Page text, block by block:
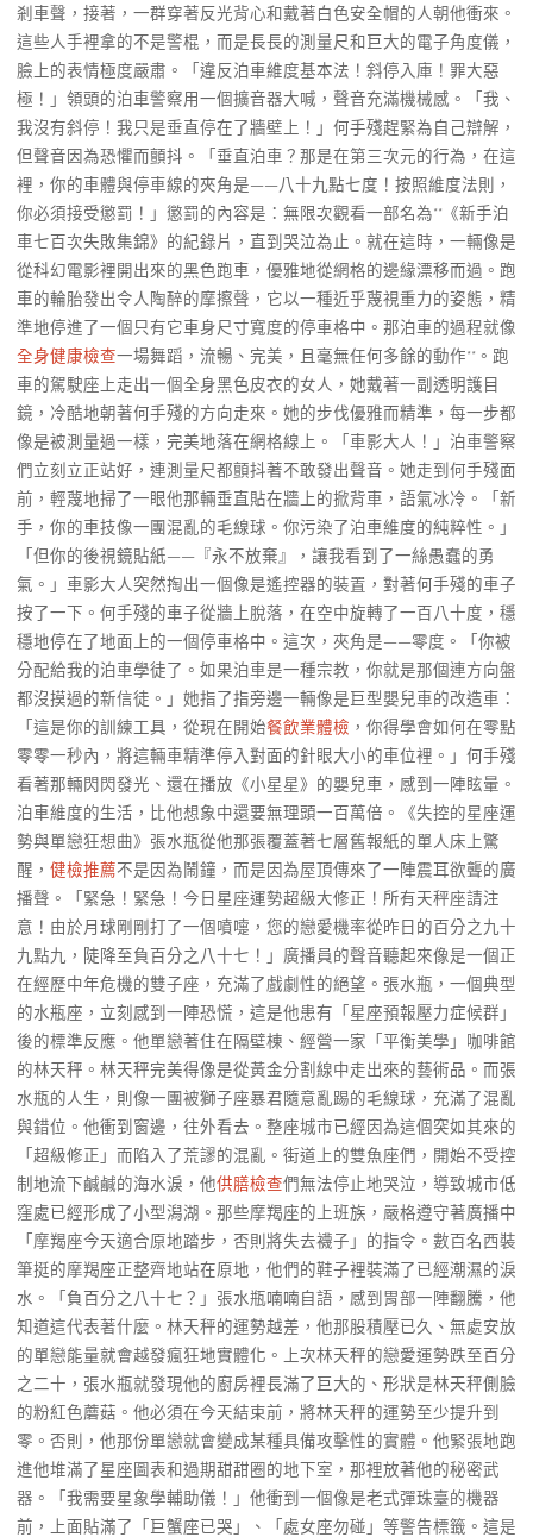
剎車聲，接著，一群穿著反光背心和戴著白色安全帽的人朝他衝來。
這些人手裡拿的不是警棍，而是長長的測量尺和巨大的電子角度儀，
臉上的表情極度嚴肅。「違反泊車維度基本法！斜停入庫！罪大惡
極！」領頭的泊車警察用一個擴音器大喊，聲音充滿機械感。「我、
我沒有斜停！我只是垂直停在了牆壁上！」何手殘趕緊為自己辯解，
但聲音因為恐懼而顫抖。「垂直泊車？那是在第三次元的行為，在這
裡，你的車體與停車線的夾角是——八十九點七度！按照維度法則，
你必須接受懲罰！」懲罰的內容是：無限次觀看一部名為**《新手泊
車七百次失敗集錦》的紀錄片，直到哭泣為止。就在這時，一輛像是
從科幻電影裡開出來的黑色跑車，優雅地從網格的邊緣漂移而過。跑
車的輪胎發出令人陶醉的摩擦聲，它以一種近乎蔑視重力的姿態，精
準地停進了一個只有它車身尺寸寬度的停車格中。那泊車的過程就像
全身健康檢查一場舞蹈，流暢、完美，且毫無任何多餘的動作**。跑
車的駕駛座上走出一個全身黑色皮衣的女人，她戴著一副透明護目
鏡，冷酷地朝著何手殘的方向走來。她的步伐優雅而精準，每一步都
像是被測量過一樣，完美地落在網格線上。「車影大人！」泊車警察
們立刻立正站好，連測量尺都顫抖著不敢發出聲音。她走到何手殘面
前，輕蔑地掃了一眼他那輛垂直貼在牆上的掀背車，語氣冰冷。「新
手，你的車技像一團混亂的毛線球。你污染了泊車維度的純粹性。」
「但你的後視鏡貼紙——『永不放棄』，讓我看到了一絲愚蠢的勇
氣。」車影大人突然掏出一個像是遙控器的裝置，對著何手殘的車子
按了一下。何手殘的車子從牆上脫落，在空中旋轉了一百八十度，穩
穩地停在了地面上的一個停車格中。這次，夾角是——零度。「你被
分配給我的泊車學徒了。如果泊車是一種宗教，你就是那個連方向盤
都沒摸過的新信徒。」她指了指旁邊一輛像是巨型嬰兒車的改造車：
「這是你的訓練工具，從現在開始餐飲業體檢 ，你得學會如何在零點
零零一秒內，將這輛車精準停入對面的針眼大小的車位裡。」何手殘
看著那輛閃閃發光、還在播放《小星星》的嬰兒車，感到一陣眩暈。
泊車維度的生活，比他想象中還要無理頭一百萬倍。《失控的星座運
勢與單戀狂想曲》張水瓶從他那張覆蓋著七層舊報紙的單人床上驚
醒， 健檢推薦不是因為鬧鐘，而是因為屋頂傳來了一陣震耳欲聾的廣
播聲。「緊急！緊急！今日星座運勢超級大修正！所有天秤座請注
意！由於月球剛剛打了一個噴嚏，您的戀愛機率從昨日的百分之九十
九點九，陡降至負百分之八十七！」廣播員的聲音聽起來像是一個正
在經歷中年危機的雙子座，充滿了戲劇性的絕望。張水瓶，一個典型
的水瓶座，立刻感到一陣恐慌，這是他患有「星座預報壓力症候群」
後的標準反應。他單戀著住在隔壁棟、經營一家「平衡美學」咖啡館
的林天秤。林天秤完美得像是從黃金分割線中走出來的藝術品。而張
水瓶的人生，則像一團被獅子座暴君隨意亂踢的毛線球，充滿了混亂
與錯位。他衝到窗邊，往外看去。整座城市已經因為這個突如其來的
「超級修正」而陷入了荒謬的混亂。街道上的雙魚座們，開始不受控
制地流下鹹鹹的海水淚，他供膳檢查們無法停止地哭泣，導致城市低
窪處已經形成了小型潟湖。那些摩羯座的上班族，嚴格遵守著廣播中
「摩羯座今天適合原地踏步，否則將失去襪子」的指令。數百名西裝
筆挺的摩羯座正整齊地站在原地，他們的鞋子裡裝滿了已經潮濕的淚
水。「負百分之八十七？」張水瓶喃喃自語，感到胃部一陣翻騰，他
知道這代表著什麼。林天秤的運勢越差，他那股積壓已久、無處安放
的單戀能量就會越發瘋狂地實體化。上次林天秤的戀愛運勢跌至百分
之二十，張水瓶就發現他的廚房裡長滿了巨大的、形狀是林天秤側臉
的粉紅色蘑菇。他必須在今天結束前，將林天秤的運勢至少提升到
零。否則，他那份單戀就會變成某種具備攻擊性的實體。他緊張地跑
進他堆滿了星座圖表和過期甜甜圈的地下室，那裡放著他的秘密武
器。「我需要星象學輔助儀！」他衝到一個像是老式彈珠臺的機器
前，上面貼滿了「巨蟹座已哭」、「處女座勿碰」等警告標籤。這是